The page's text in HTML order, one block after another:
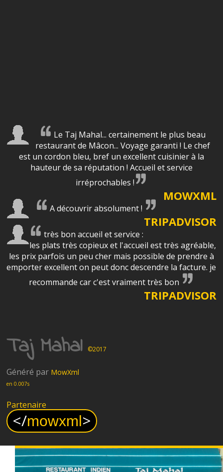
Le Taj Mahal... certainement le plus beau
restaurant de Mâcon... Voyage garanti ! Le chef
est un cordon bleu, bref un excellent cuisinier à la
hauteur de sa réputation ! Accueil et service
irréprochables !
MOWXML
A découvrir absolument !
TRIPADVISOR
très bon accueil et service :
les plats très copieux et l'accueil est très agréable,
les prix parfois un peu cher mais possible de prendre à
emporter excellent on peut donc descendre la facture. je
recommande car c'est vraiment très bon
TRIPADVISOR
Taj Mahal ©2017
Généré par MowXml
en 0.007s
Partenaire
</mowxml>